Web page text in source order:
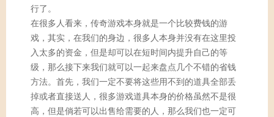
行了。
在很多人看来，传奇游戏本身就是一个比较费钱的游
戏，其实，在我们的身边，很多人本身并没有在这里投
入太多的资金，但是却可以在短时间内提升自己的等
级，那么接下来我们就可以一起来盘点几个不错的省钱
方法。首先，我们一定不要将这些用不到的道具全部丢
掉或者直接送人，很多游戏道具本身的价格虽然不是很
高，但是倘若可以出售给需要的人，那么我们也一定可